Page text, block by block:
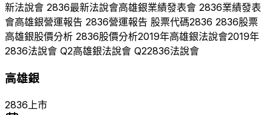
新法說會 2836最新法說會高雄銀業績發表會 2836業績發表
會高雄銀營運報告 2836營運報告 股票代碼2836 2836股票
高雄銀股價分析 2836股價分析2019年高雄銀法說會2019年
2836法說會 Q2高雄銀法說會 Q22836法說會
高雄銀
2836 上市